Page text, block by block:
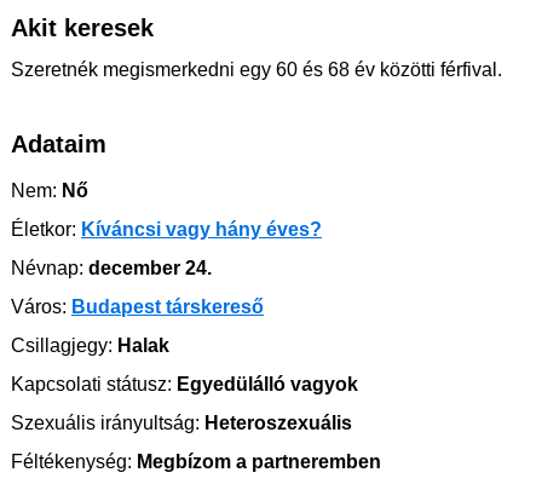
Akit keresek
Szeretnék megismerkedni egy 60 és 68 év közötti férfival.
Adataim
Nem: Nő
Életkor: Kíváncsi vagy hány éves?
Névnap: december 24.
Város: Budapest társkereső
Csillagjegy: Halak
Kapcsolati státusz: Egyedülálló vagyok
Szexuális irányultság: Heteroszexuális
Féltékenység: Megbízom a partneremben